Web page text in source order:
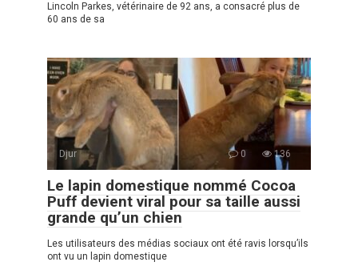
Lincoln Parkes, vétérinaire de 92 ans, a consacré plus de
60 ans de sa
Djur 0 136
Le lapin domestique nommé Cocoa
Puff devient viral pour sa taille aussi
grande qu’un chien
Les utilisateurs des médias sociaux ont été ravis lorsqu’ils
ont vu un lapin domestique